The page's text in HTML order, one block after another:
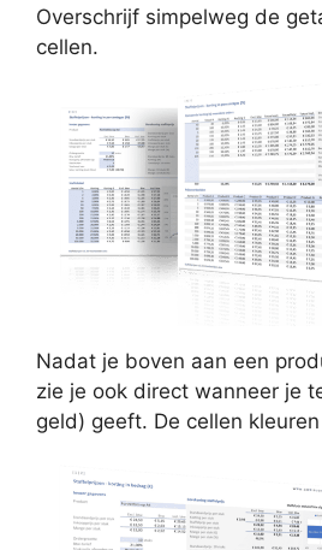
Overschrijf simpelweg de
cellen.
Nadat je boven aan een
zie je ook direct wanneer je
geld) geeft. De cellen